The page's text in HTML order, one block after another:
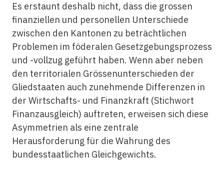
Es erstaunt deshalb nicht, dass die grossen
finanziellen und personellen Unterschiede
zwischen den Kantonen zu beträchtlichen
Problemen im föderalen Gesetzgebungsprozess
und -vollzug geführt haben. Wenn aber neben
den territorialen Grössenunterschieden der
Gliedstaaten auch zunehmende Differenzen in
der Wirtschafts- und Finanzkraft (Stichwort
Finanzausgleich) auftreten, erweisen sich diese
Asymmetrien als eine zentrale
Herausforderung für die Wahrung des
bundesstaatlichen Gleichgewichts.